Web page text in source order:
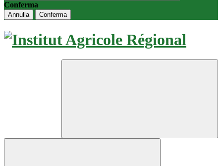
Conferma
Annulla Conferma